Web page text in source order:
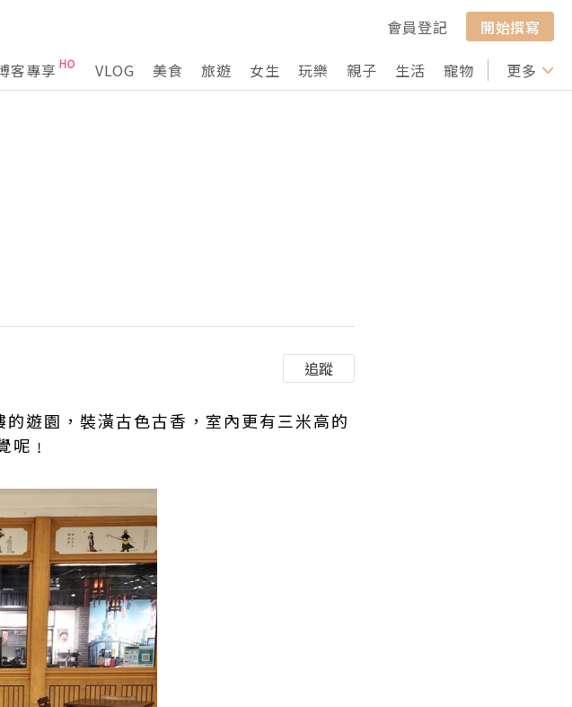
會員登記
開始撰寫
客專享 VLOG 美食 旅遊 女生 玩樂 親子 生活 寵物 行山 打卡
更多
追蹤
遊園，裝潢古色古香，室內更有三米高的
呢﹗